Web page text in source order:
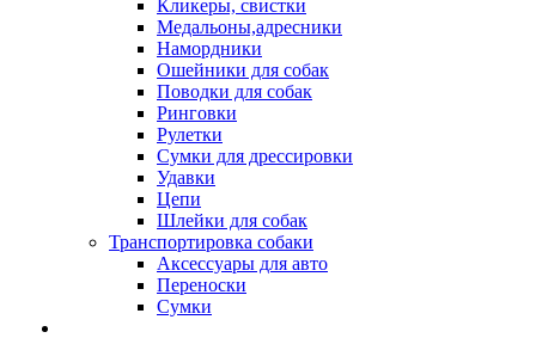
Кликеры, свистки
Медальоны,адресники
Намордники
Ошейники для собак
Поводки для собак
Ринговки
Рулетки
Сумки для дрессировки
Удавки
Цепи
Шлейки для собак
Транспортировка собаки
Аксессуары для авто
Переноски
Сумки